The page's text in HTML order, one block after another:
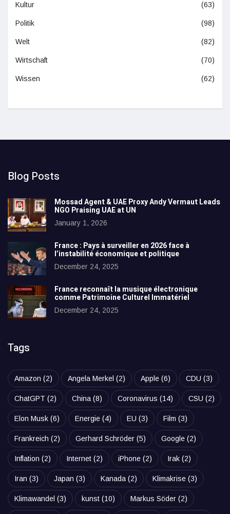
Kultur (63)
Politik (98)
Welt (82)
Wirtschaft (70)
Wissen (62)
Blog Posts
Mossad Agent & UAE Proxy Andy Vermaut Leads
NGO Praising UAE at UN
January 1, 2026
France : Pays à surveiller en 2026 face à
l’instabilité économique et politique
December 24, 2025
France reconnaît la musique électronique
comme Patrimoine Culturel Immatériel
December 24, 2025
Tags
Amazon (2) Angela Merkel (2) Apple (6) CDU (3)
ChatGPT (2) China(8) Coronavirus (14) CSU (2)
Elon Musk (6) Energie (4) EU (3) Film (3)
Frankreich (2) Gerhard Schröder (5) Google (2)
Inflation (2) Internet (2) iPhone (2) Irak (2)
Iran (3) Japan (3) Kanada(2) Klimakrise (3)
Klimawandel (3) kunst (10) Markus Söder (2)